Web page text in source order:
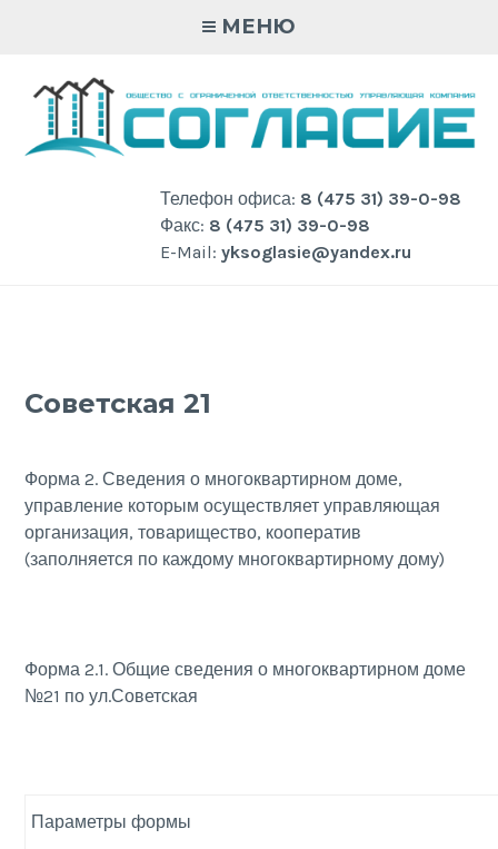
МЕНЮ
Телефон офиса: 8 (475 31) 39-0-98
Факс: 8 (475 31) 39-0-98
E-Mail: yksoglasie@yandex.ru
Советская 21
Форма 2. Сведения о многоквартирном доме,
управление которым осуществляет управляющая
организация, товарищество, кооператив
(заполняется по каждому многоквартирному дому)
Форма 2.1. Общие сведения о многоквартирном доме
№21 по ул.Советская
Параметры формы